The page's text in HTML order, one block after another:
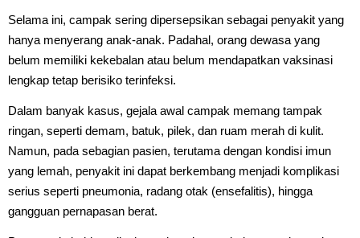
Selama ini, campak sering dipersepsikan sebagai penyakit yang
hanya menyerang anak-anak. Padahal, orang dewasa yang
belum memiliki kekebalan atau belum mendapatkan vaksinasi
lengkap tetap berisiko terinfeksi.
Dalam banyak kasus, gejala awal campak memang tampak
ringan, seperti demam, batuk, pilek, dan ruam merah di kulit.
Namun, pada sebagian pasien, terutama dengan kondisi imun
yang lemah, penyakit ini dapat berkembang menjadi komplikasi
serius seperti pneumonia, radang otak (ensefalitis), hingga
gangguan pernapasan berat.